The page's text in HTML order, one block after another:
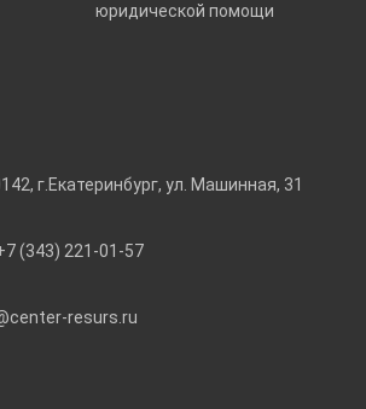
юридической помощи
г.Екатеринбург, ул. Машинная, 31
(343) 221-01-57
resurs.ru